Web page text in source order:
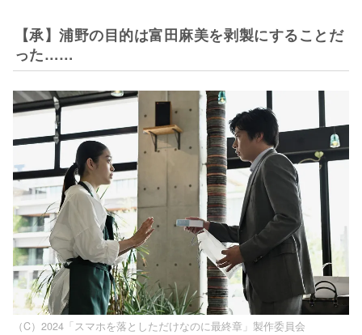
【承】浦野の目的は富田麻美を剥製にすることだ
った……
（C）2024「スマホを落としただけなのに最終章」製作委員会